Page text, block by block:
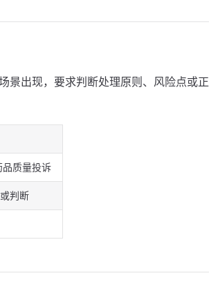
景出现，要求判断处理原则、风险点或正
质量投诉
判断